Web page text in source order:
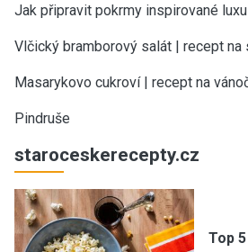
Jak připravit pokrmy inspirované
Vlčický bramborový salát | recept na
Masarykovo cukroví | recept na
Pindruše
staroceskerecepty.cz
Top